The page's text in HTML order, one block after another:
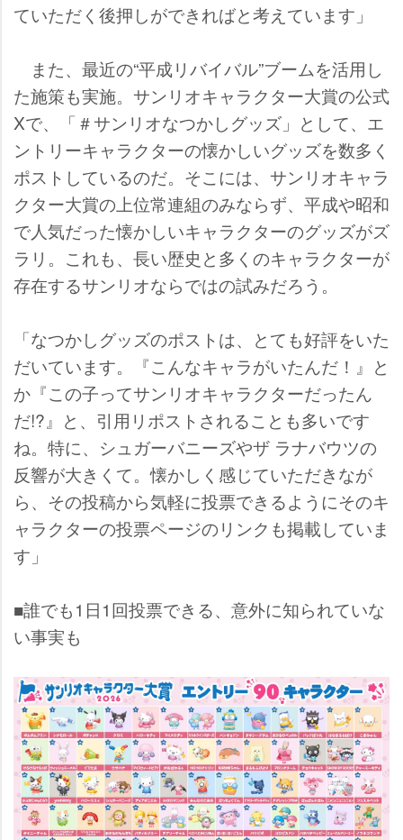
ていただく後押しができればと考えています」
また、最近の“平成リバイバル”ブームを活用し
た施策も実施。サンリオキャラクター大賞の公式
Xで、「＃サンリオなつかしグッズ」として、エ
ントリーキャラクターの懐かしいグッズを数多く
ポストしているのだ。そこには、サンリオキャラ
クター大賞の上位常連組のみならず、平成や昭和
で人気だった懐かしいキャラクターのグッズがズ
ラリ。これも、長い歴史と多くのキャラクターが
存在するサンリオならではの試みだろう。
「なつかしグッズのポストは、とても好評をいた
だいています。『こんなキャラがいたんだ！』と
か『この子ってサンリオキャラクターだったん
だ!?』と、引用リポストされることも多いです
ね。特に、シュガーバニーズやザ ラナバウツの
反響が大きくて。懐かしく感じていただきなが
ら、その投稿から気軽に投票できるようにそのキ
ャラクターの投票ページのリンクも掲載していま
す」
■誰でも1日1回投票できる、意外に知られていな
い事実も